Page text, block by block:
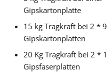
Gipskartonplatte
15 kg Tragkraft bei 2 *
Gipskartonplatten
20 Kg Tragkraft bei 2 *
Gipsfaserplatten